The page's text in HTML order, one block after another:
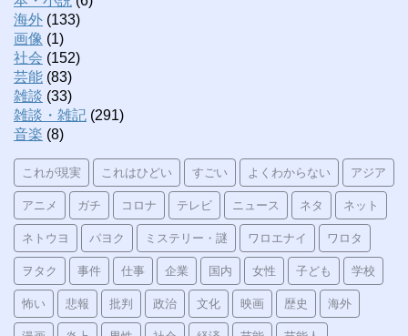
海外 (133)
画像 (1)
社会 (152)
芸能 (83)
雑談 (33)
雑談・雑記 (291)
音楽 (8)
これが現実 これはひどい すごい よくわからない アジア
アニメ ガチ コロナ テレビ ニュース ネタ ネット
ネトウヨ パヨク ミステリー・謎 ワロエナイ ワロタ
ヲタク 事件 仕事 企業 国内 女性 子ども 学校
怖い 悲報 批判 政治 文化 映画 歴史 海外